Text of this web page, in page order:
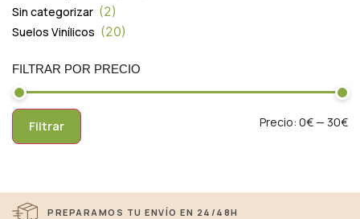
Sin categorizar 2
Suelos Vinílicos 20
FILTRAR POR PRECIO
Filtrar Precio: 0€— 30€
PREPARAMOS TU ENVÍO EN 24/48H